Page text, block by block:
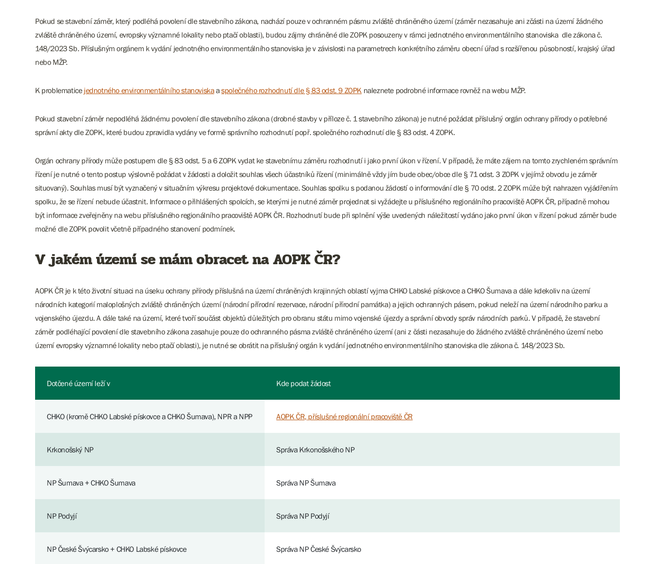
Pokud se stavební záměr, který podléhá povolení dle stavebního zákona, nachází pouze v ochranném pásmu zvláště chráněného území (záměr nezasahuje ani zčásti na území žádného
zvláště chráněného území, evropsky významné lokality nebo ptačí oblasti), budou zájmy chráněné dle ZOPK posouzeny v rámci jednotného environmentálního stanoviska dle zákona č.
148/2023 Sb. Příslušným orgánem k vydání jednotného environmentálního stanoviska je v závislosti na parametrech konkrétního záměru obecní úřad s rozšířenou působností, krajský úřad
nebo MŽP.
K problematice jednotného environmentálního stanoviskaaspolečného rozhodnutí dle § 83 odst. 9 ZOPK naleznete podrobné informace rovněž na webu MŽP.
Pokud stavební záměr nepodléhá žádnému povolení dle stavebního zákona (drobné stavby v příloze č. 1 stavebního zákona) je nutné požádat příslušný orgán ochrany přírody o potřebné
správní akty dle ZOPK, které budou zpravidla vydány ve formě správního rozhodnutí popř. společného rozhodnutí dle § 83 odst. 4 ZOPK.
Orgán ochrany přírody může postupem dle § 83 odst. 5 a 6 ZOPK vydat ke stavebnímu záměru rozhodnutí i jako první úkon v řízení. V případě, že máte zájem na tomto zrychleném správním
řízení je nutné o tento postup výslovně požádat v žádosti a doložit souhlas všech účastníků řízení (minimálně vždy jím bude obec/obce dle § 71 odst. 3 ZOPK v jejímž obvodu je záměr
situovaný). Souhlas musí být vyznačený v situačním výkresu projektové dokumentace. Souhlas spolku s podanou žádostí o informování dle § 70 odst. 2 ZOPK může být nahrazen vyjádřením
spolku, že se řízení nebude účastnit. Informace o přihlášených spolcích, se kterými je nutné záměr projednat si vyžádejte u příslušného regionálního pracoviště AOPK ČR, případně mohou
být informace zveřejněny na webu příslušného regionálního pracoviště AOPK ČR. Rozhodnutí bude při splnění výše uvedených náležitostí vydáno jako první úkon v řízení pokud záměr bude
možné dle ZOPK povolit včetně případného stanovení podmínek.
V jakém území se mám obracet na AOPK ČR?
AOPK ČR je k této životní situaci na úseku ochrany přírody příslušná na území chráněných krajinných oblastí vyjma CHKO Labské pískovce a CHKO Šumava a dále kdekoliv na území
národních kategorií maloplošných zvláště chráněných území (národní přírodní rezervace, národní přírodní památka) a jejich ochranných pásem, pokud neleží na území národního parku a
vojenského újezdu. A dále také na území, které tvoří součást objektů důležitých pro obranu státu mimo vojenské újezdy a správní obvody správ národních parků. V případě, že stavební
záměr podléhající povolení dle stavebního zákona zasahuje pouze do ochranného pásma zvláště chráněného území (ani z části nezasahuje do žádného zvláště chráněného území nebo
území evropsky významné lokality nebo ptačí oblasti), je nutné se obrátit na příslušný orgán k vydání jednotného environmentálního stanoviska dle zákona č. 148/2023 Sb.
Dotčené území leží v Kde podat žádost
CHKO (kromě CHKO Labské pískovce a CHKO Šumava), NPR a NPP AOPK ČR, příslušné regionální pracoviště ČR
Krkonošský NP Správa Krkonošského NP
NP Šumava + CHKO Šumava Správa NP Šumava
NP Podyjí Správa NP Podyjí
NP České Švýcarsko + CHKO Labské pískovce Správa NP České Švýcarsko